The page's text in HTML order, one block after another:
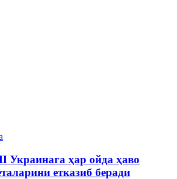
Украинага ҳар ойда ҳаво
етказиб беради